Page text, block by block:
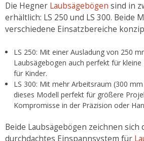
Die Hegner Laubsägebögen sind in
erhältlich: LS 250 und LS 300. Beide
verschiedene Einsatzbereiche
LS 250: Mit einer Ausladung von 250
Laubsägebogen auch perfekt für kleine
für Kinder.
LS 300: Mit mehr Arbeitsraum (300
dieses Modell perfekt für größere
Kompromisse in der Präzision oder
Beide Laubsägebögen zeichnen sich
durchdachtes Einspannsystem für